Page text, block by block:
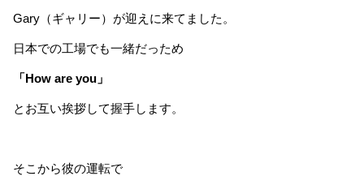
Gary（ギャリー）が迎えに来てました。
日本での工場でも一緒だっため
「How are you」
とお互い挨拶して握手します。
そこから彼の運転で